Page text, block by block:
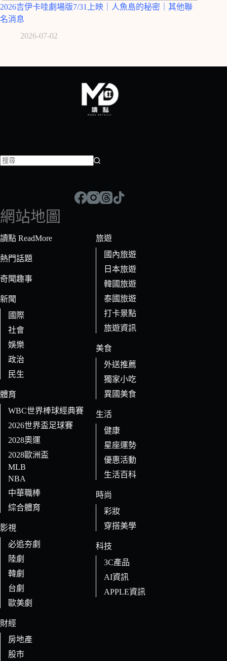
2026吉伊卡哇劇場版7/31上映｜人魚島的秘密｜其他聯
名消息
2026-07-02
符
合
條
的
果
網站地圖
讀點 ReadMore
熱門話題
奇聞趣事
新聞
國際
社會
娛樂
政治
民生
體育
WBC世界棒球經典賽
2026世界盃足球賽
2028奧運
2028歐洲盃
MLB
NBA
中華職棒
綜合體育
影視
必追夯劇
陸劇
韓劇
台劇
歐美劇
財經
房地產
股市
旅遊
國內旅遊
日本旅遊
韓國旅遊
泰國旅遊
打卡景點
旅遊資訊
美食
外送推薦
獨家小吃
異國美食
生活
健康
星座運勢
優惠活動
生活百科
時尚
彩妝
穿搭美學
科技
3C產品
AI資訊
APPLE資訊